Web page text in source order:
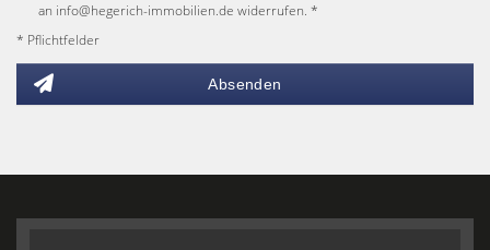
an info@hegerich-immobilien.de widerrufen. *
* Pflichtfelder
Absenden